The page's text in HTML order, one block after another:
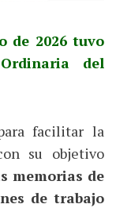
de 2026 tuvo
del
facilitar la
su objetivo
memorias de
de trabajo